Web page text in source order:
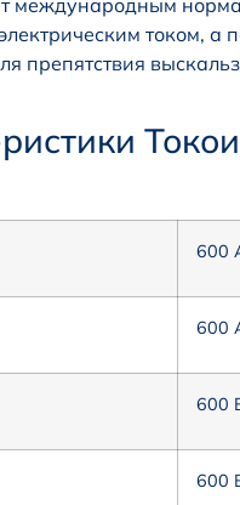
международным
током,
препятствия
600
600
600
600